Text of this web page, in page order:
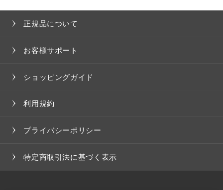
正規品について
お客様サポート
ショッピングガイド
利用規約
プライバシーポリシー
特定商取引法に基づく表示